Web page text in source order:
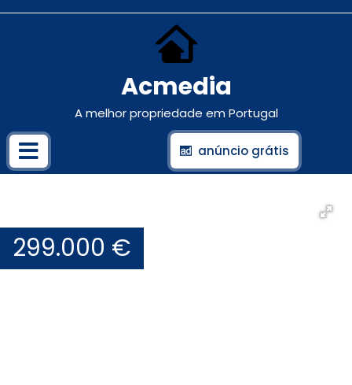
Acmedia
A melhor propriedade em Portugal
anúncio grátis
299.000 €